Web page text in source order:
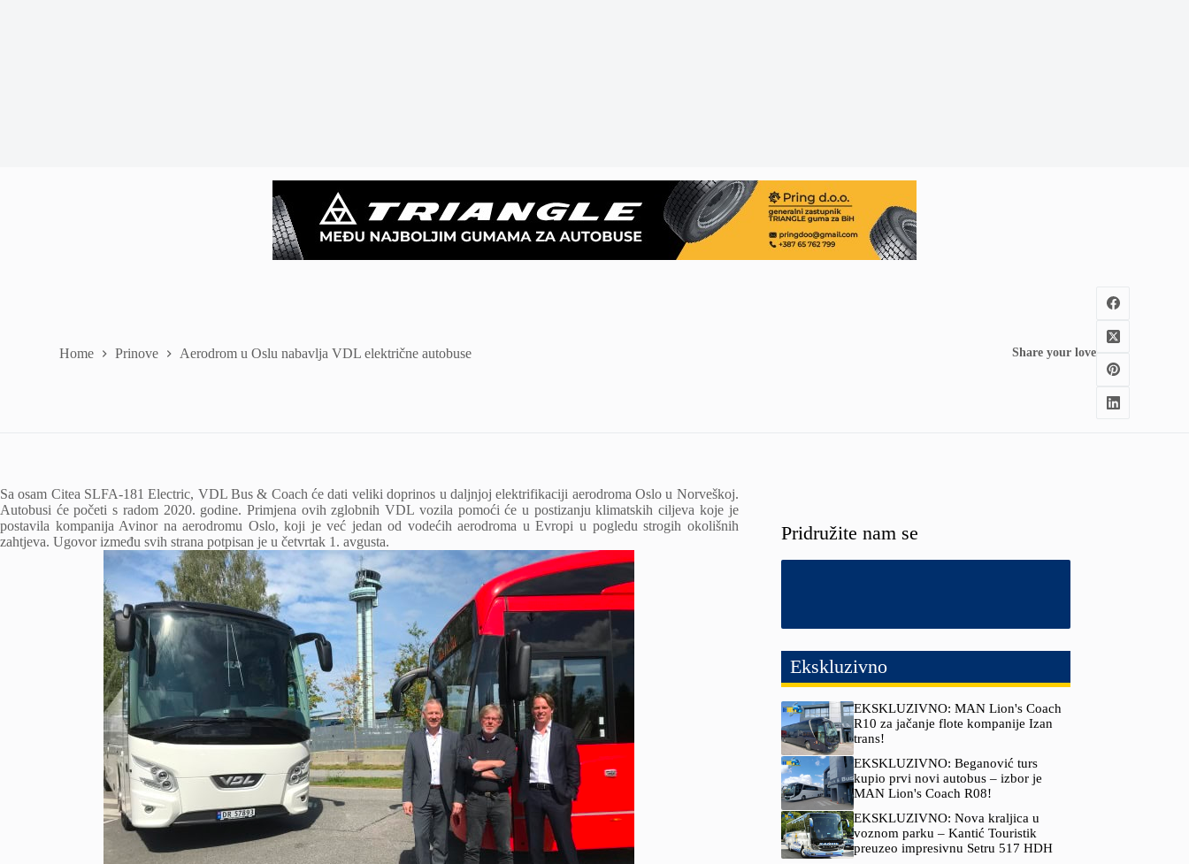
Home Prinove Aerodrom u Oslu nabavlja VDL električne autobuse Share your love
Sa osam Citea SLFA-181 Electric, VDL Bus & Coach će dati veliki doprinos u daljnjoj elektrifikaciji aerodroma Oslo u Norveškoj.
Autobusi će početi s radom 2020. godine. Primjena ovih zglobnih VDL vozila pomoći će u postizanju klimatskih ciljeva koje je
postavila kompanija Avinor na aerodromu Oslo, koji je već jedan od vodećih aerodroma u Evropi u pogledu strogih okolišnih
zahtjeva. Ugovor između svih strana potpisan je u četvrtak 1. avgusta.
Pridružite nam se
Ekskluzivno
EKSKLUZIVNO: MAN Lion's Coach
R10 za jačanje flote kompanije Izan
trans!
EKSKLUZIVNO: Beganović turs
kupio prvi novi autobus – izbor je
MAN Lion's Coach R08!
EKSKLUZIVNO: Nova kraljica u
voznom parku – Kantić Touristik
preuzeo impresivnu Setru 517 HDH